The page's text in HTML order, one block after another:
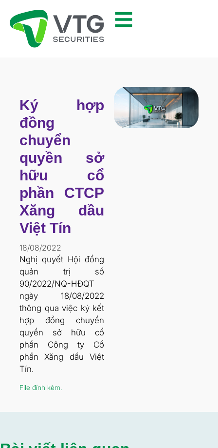
Ký hợp
đồng
chuyển
quyền sở
hữu cổ
phần CTCP
Xăng dầu
Việt Tín
18/08/2022
Nghị quyết Hội đồng
quản trị số
90/2022/NQ-HĐQT
ngày 18/08/2022
thông qua việc ký kết
hợp đồng chuyển
quyền sở hữu cổ
phần Công ty Cổ
phần Xăng dầu Việt
Tín.
File đính kèm.